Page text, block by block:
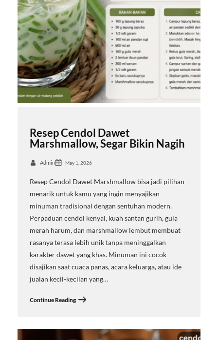
Resep Cendol Dawet
Marshmallow, Segar Bikin Nagih
Admin May 1, 2026
Resep Cendol Dawet Marshmallow bisa jadi pilihan
menarik untuk kamu yang ingin menyajikan
minuman tradisional dengan sentuhan modern.
Perpaduan cendol kenyal, kuah santan gurih, gula
merah harum, dan marshmallow lembut membuat
rasanya terasa lebih unik tanpa meninggalkan
karakter dawet yang khas. Minuman ini cocok
disajikan saat cuaca panas, acara keluarga, atau ide
jualan kecil-kecilan yang…
Continue Reading